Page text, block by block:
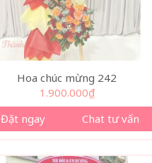
Hoa chúc mừng 242
1.900.000₫
Đặt ngay
Chat tư vấn